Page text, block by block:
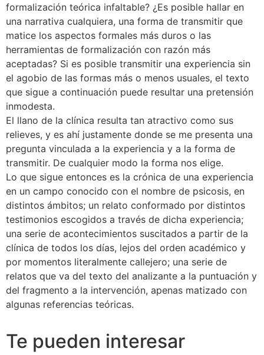
formalización teórica infaltable? ¿Es posible hallar en
una narrativa cualquiera, una forma de transmitir que
matice los aspectos formales más duros o las
herramientas de formalización con razón más
aceptadas? Si es posible transmitir una experiencia sin
el agobio de las formas más o menos usuales, el texto
que sigue a continuación puede resultar una pretensión
inmodesta.
El llano de la clínica resulta tan atractivo como sus
relieves, y es ahí justamente donde se me presenta una
pregunta vinculada a la experiencia y a la forma de
transmitir. De cualquier modo la forma nos elige.
Lo que sigue entonces es la crónica de una experiencia
en un campo conocido con el nombre de psicosis, en
distintos ámbitos; un relato conformado por distintos
testimonios escogidos a través de dicha experiencia;
una serie de acontecimientos suscitados a partir de la
clínica de todos los días, lejos del orden académico y
por momentos literalmente callejero; una serie de
relatos que va del texto del analizante a la puntuación y
del fragmento a la intervención, apenas matizado con
algunas referencias teóricas.
Te pueden interesar